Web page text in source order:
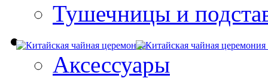
Тушечницы и
Аксессуары